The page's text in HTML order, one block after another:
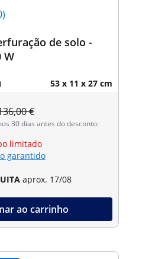
de solo -
W
53 x 11 x 27 cm
€
30 dias antes do desconto:
limitado
garantido
aprox. 17/08
ao carrinho